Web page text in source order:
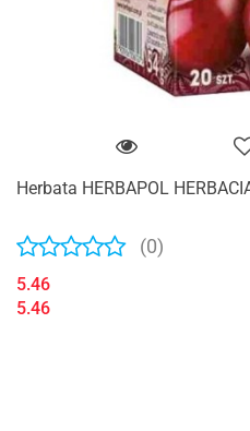
Herbata HERBAPOL
(0)
5.46
5.46